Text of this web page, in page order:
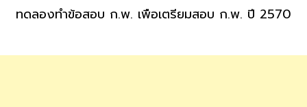
ทดลองทำข้อสอบ ก.พ. เพื่อเตรียมสอบ ก.พ. ปี 2570